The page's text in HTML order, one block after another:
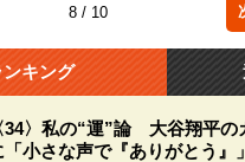
8 / 10
キング
34〉私の“運”論 大谷翔平の
小さな声で『ありがとう』」